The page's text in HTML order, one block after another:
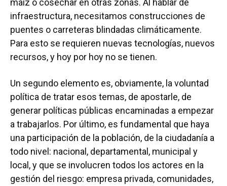
maíz o cosechar en otras zonas. Al hablar de
infraestructura, necesitamos construcciones de
puentes o carreteras blindadas climáticamente.
Para esto se requieren nuevas tecnologías, nuevos
recursos, y hoy por hoy no se tienen.
Un segundo elemento es, obviamente, la voluntad
política de tratar esos temas, de apostarle, de
generar políticas públicas encaminadas a empezar
a trabajarlos. Por último, es fundamental que haya
una participación de la población, de la ciudadanía a
todo nivel: nacional, departamental, municipal y
local, y que se involucren todos los actores en la
gestión del riesgo: empresa privada, comunidades,